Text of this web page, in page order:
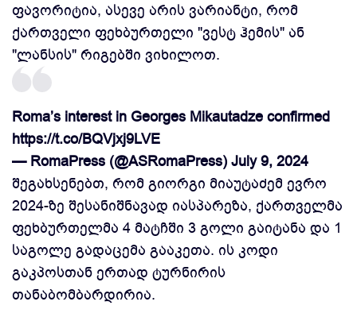
ფავორიტია, ასევე არის ვარიანტი, რომ
ქართველი ფეხბურთელი "ვესტ ჰემის" ან
"ლანსის" რიგებში ვიხილოთ.
Roma’s interest in Georges Mikautadze confirmed
https://t.co/BQVjxj9LVE
— RomaPress (@ASRomaPress) July 9, 2024
შეგახსენებთ, რომ გიორგი მიაუტაძემ ევრო
2024-ზე შესანიშნავად იასპარეზა, ქართველმა
ფეხბურთელმა 4 მატჩში 3 გოლი გაიტანა და 1
საგოლე გადაცემა გააკეთა. ის კოდი
გაკპოსთან ერთად ტურნირის
თანაბომბარდირია.